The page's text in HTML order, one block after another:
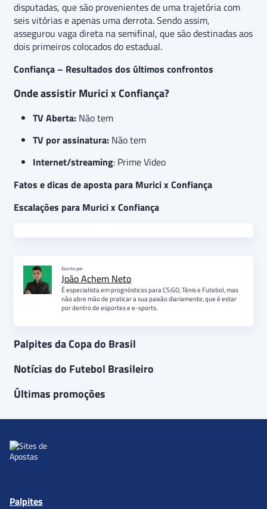
disputadas, que são provenientes de uma trajetória com
seis vitórias e apenas uma derrota. Sendo assim,
assegurou vaga direta na semifinal, que são destinadas aos
dois primeiros colocados do estadual.
Confiança – Resultados dos últimos confrontos
Onde assistir Murici x Confiança?
TV Aberta: Não tem
TV por assinatura: Não tem
Internet/streaming: Prime Video
Fatos e dicas de aposta para Murici x Confiança
Escalações para Murici x Confiança
Escrito por
João Achem Neto
É especialista em prognósticos para CS:GO, Tênis e Futebol, mas
não abre mão de praticar a sua paixão diariamente, que é estar
por dentro de esportes e e-sports.
Palpites da Copa do Brasil
Notícias do Futebol Brasileiro
Últimas promoções
Palpites